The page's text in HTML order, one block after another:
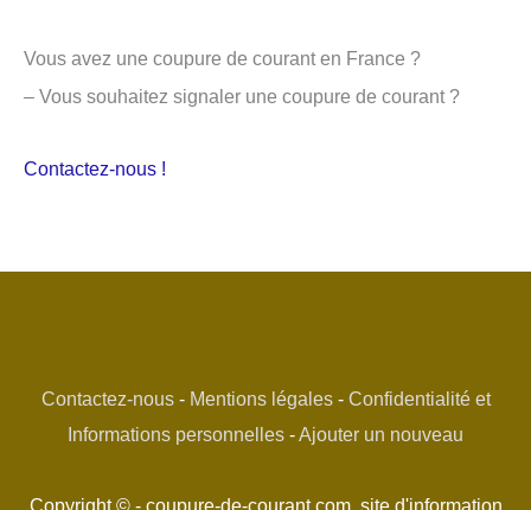
Vous avez une coupure de courant en France ?
– Vous souhaitez signaler une coupure de courant ?
Contactez-nous !
Contactez-nous- Mentions légales- Confidentialité et
Informations personnelles -Ajouter un nouveau
Copyright © - coupure-de-courant.com, site d'information